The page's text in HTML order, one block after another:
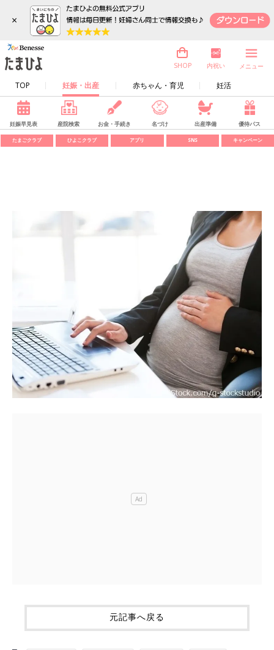
×
TOP 妊娠・出産 赤ちゃん・育児 妊活
SHOP 内祝い メニュー
妊娠早見表 産院検索 お金・手続き 名づけ 出産準備 優待パス
たまごクラブ ひよこクラブ アプリ SNS キャンペーン
元記事へ戻る